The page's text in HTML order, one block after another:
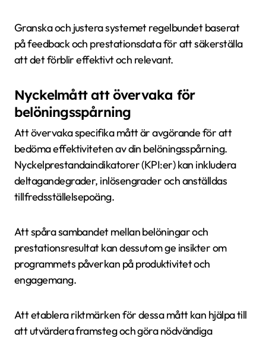
Granska och justera systemet regelbundet baserat
på feedback och prestationsdata för att säkerställa
att det förblir effektivt och relevant.
Nyckelmått att övervaka för
belöningsspårning
Att övervaka specifika mått är avgörande för att
bedöma effektiviteten av din belöningsspårning.
Nyckelprestandaindikatorer (KPI:er) kan inkludera
deltagandegrader, inlösengrader och anställdas
tillfredsställelsepoäng.
Att spåra sambandet mellan belöningar och
prestationsresultat kan dessutom ge insikter om
programmets påverkan på produktivitet och
engagemang.
Att etablera riktmärken för dessa mått kan hjälpa till
att utvärdera framsteg och göra nödvändiga